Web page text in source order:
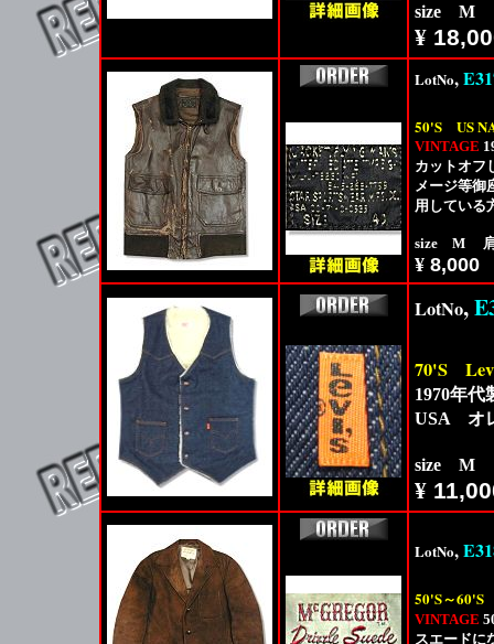
size M
¥
LotNo,
50'S US
VINTAGE
カットオフ
メージ等御
用している
size M 肩
¥ 8,000
LotNo,
70'S
1970年代
USA オ
size M
¥
LotNo,
50'S～60'S
VINTAGE
スエードに